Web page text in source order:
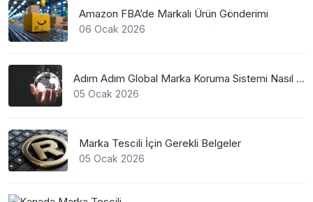
Amazon FBA’de Markalı Ürün Gönderimi
06 Ocak 2026
Adım Adım Global Marka Koruma Sistemi Nasıl Çalışır?
05 Ocak 2026
Marka Tescili İçin Gerekli Belgeler
05 Ocak 2026